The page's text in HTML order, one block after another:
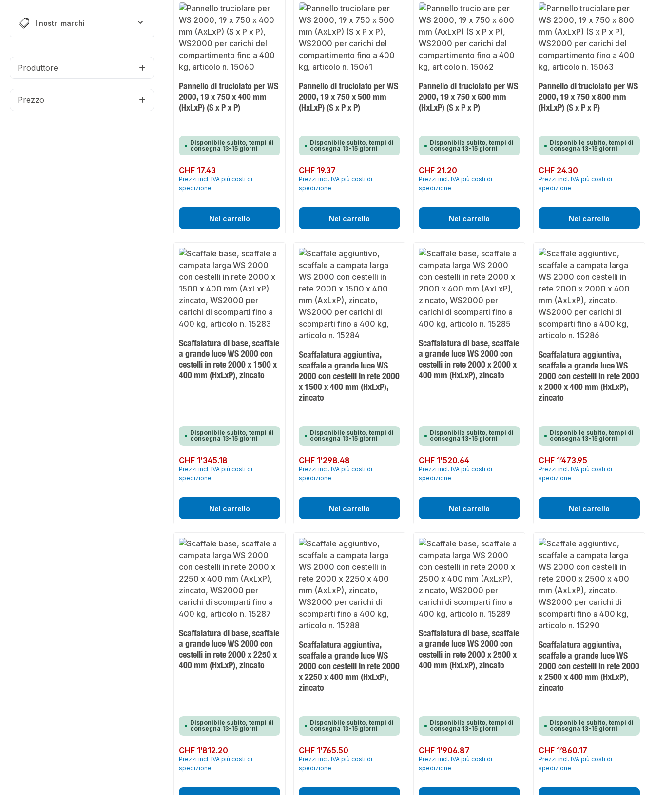
I nostri marchi
Produttore
Prezzo
Pannello di truciolato per WS
2000, 19 x 750 x 400 mm
(HxLxP) (S x P x P)
Disponibile subito, tempi di
consegna 13-15 giorni
Prezzo normale:
CHF 17.43
Prezzi incl. IVA più costi di
spedizione
Nel carrello
Pannello di truciolato per WS
2000, 19 x 750 x 500 mm
(HxLxP) (S x P x P)
Disponibile subito, tempi di
consegna 13-15 giorni
Prezzo normale:
CHF 19.37
Prezzi incl. IVA più costi di
spedizione
Nel carrello
Pannello di truciolato per WS
2000, 19 x 750 x 600 mm
(HxLxP) (S x P x P)
Disponibile subito, tempi di
consegna 13-15 giorni
Prezzo normale:
CHF 21.20
Prezzi incl. IVA più costi di
spedizione
Nel carrello
Pannello di truciolato per WS
2000, 19 x 750 x 800 mm
(HxLxP) (S x P x P)
Disponibile subito, tempi di
consegna 13-15 giorni
Prezzo normale:
CHF 24.30
Prezzi incl. IVA più costi di
spedizione
Nel carrello
Scaffalatura di base, scaffale
a grande luce WS 2000 con
cestelli in rete 2000 x 1500 x
400 mm (HxLxP), zincato
Disponibile subito, tempi di
consegna 13-15 giorni
Prezzo normale:
CHF 1’345.18
Prezzi incl. IVA più costi di
spedizione
Nel carrello
Scaffalatura aggiuntiva,
scaffale a grande luce WS
2000 con cestelli in rete 2000
x 1500 x 400 mm (HxLxP),
zincato
Disponibile subito, tempi di
consegna 13-15 giorni
Prezzo normale:
CHF 1’298.48
Prezzi incl. IVA più costi di
spedizione
Nel carrello
Scaffalatura di base, scaffale
a grande luce WS 2000 con
cestelli in rete 2000 x 2000 x
400 mm (HxLxP), zincato
Disponibile subito, tempi di
consegna 13-15 giorni
Prezzo normale:
CHF 1’520.64
Prezzi incl. IVA più costi di
spedizione
Nel carrello
Scaffalatura aggiuntiva,
scaffale a grande luce WS
2000 con cestelli in rete 2000
x 2000 x 400 mm (HxLxP),
zincato
Disponibile subito, tempi di
consegna 13-15 giorni
Prezzo normale:
CHF 1’473.95
Prezzi incl. IVA più costi di
spedizione
Nel carrello
Scaffalatura di base, scaffale
a grande luce WS 2000 con
cestelli in rete 2000 x 2250 x
400 mm (HxLxP), zincato
Disponibile subito, tempi di
consegna 13-15 giorni
Prezzo normale:
CHF 1’812.20
Prezzi incl. IVA più costi di
spedizione
Scaffalatura aggiuntiva,
scaffale a grande luce WS
2000 con cestelli in rete 2000
x 2250 x 400 mm (HxLxP),
zincato
Disponibile subito, tempi di
consegna 13-15 giorni
Prezzo normale:
CHF 1’765.50
Prezzi incl. IVA più costi di
spedizione
Scaffalatura di base, scaffale
a grande luce WS 2000 con
cestelli in rete 2000 x 2500 x
400 mm (HxLxP), zincato
Disponibile subito, tempi di
consegna 13-15 giorni
Prezzo normale:
CHF 1’906.87
Prezzi incl. IVA più costi di
spedizione
Scaffalatura aggiuntiva,
scaffale a grande luce WS
2000 con cestelli in rete 2000
x 2500 x 400 mm (HxLxP),
zincato
Disponibile subito, tempi di
consegna 13-15 giorni
Prezzo normale:
CHF 1’860.17
Prezzi incl. IVA più costi di
spedizione